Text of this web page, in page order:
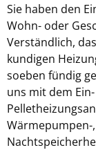
Sie haben den
Wohn- oder
Verständlich,
kundigen
soeben fündig
uns mit dem
Wärmepumpen-